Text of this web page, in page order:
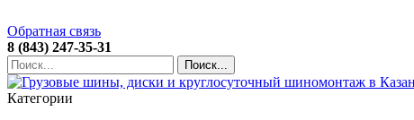
Обратная связь
8 (843) 247-35-31
Поиск...
Категории